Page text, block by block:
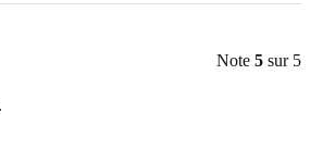
Note 5 sur 5